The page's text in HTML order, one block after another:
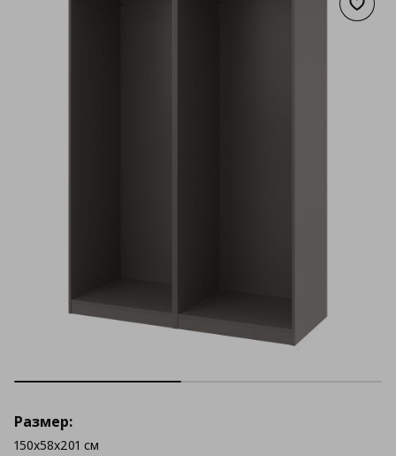
Размер:
150x58x201 см